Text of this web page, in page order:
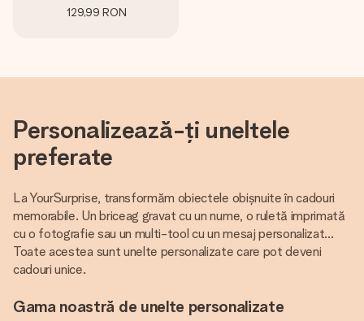
129,99 RON
Personalizează-ți uneltele
preferate
La YourSurprise, transformăm obiectele obișnuite în cadouri
memorabile. Un briceag gravat cu un nume, o ruletă imprimată
cu o fotografie sau un multi-tool cu un mesaj personalizat…
Toate acestea sunt unelte personalizate care pot deveni
cadouri unice.
Gama noastră de unelte personalizate